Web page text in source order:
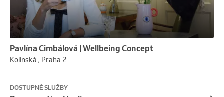
Pavlína Cimbálová | Wellbeing Concept
Kolínská , Praha 2
DOSTUPNÉ SLUŽBY